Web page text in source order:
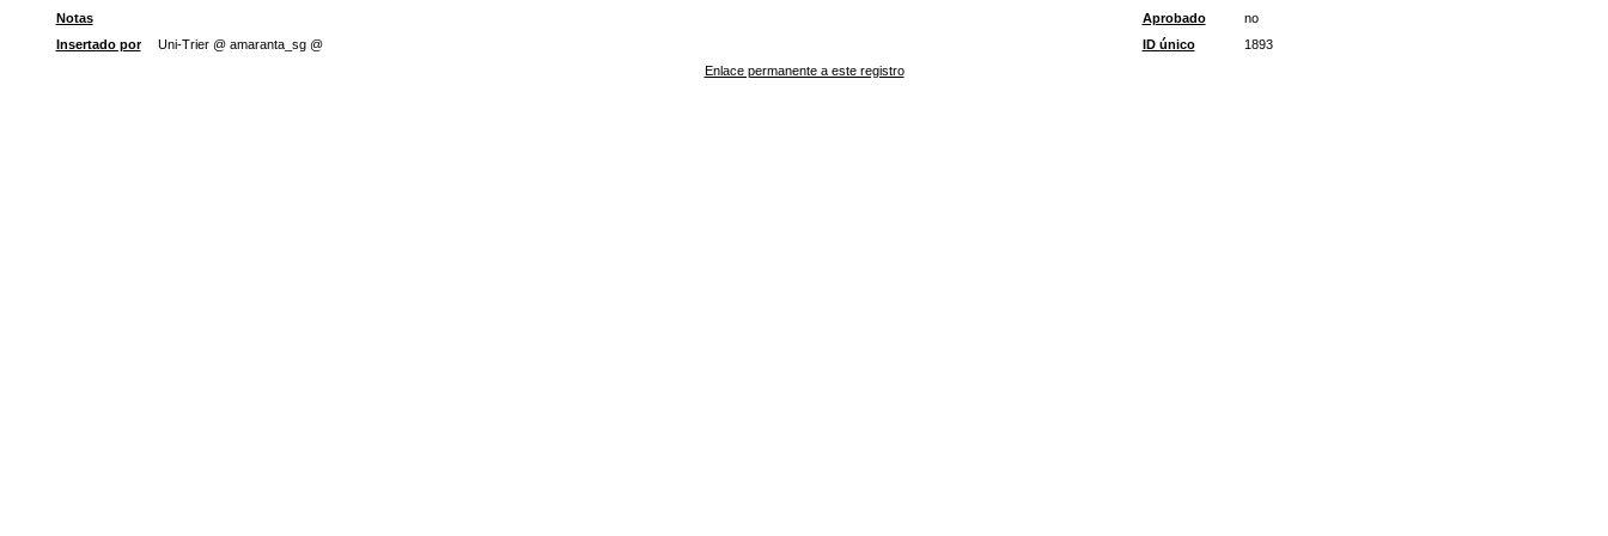
Notas
Aprobado
no
Insertado por
Uni-Trier @ amaranta_sg @ ID único
1893
Enlace permanente a este registro